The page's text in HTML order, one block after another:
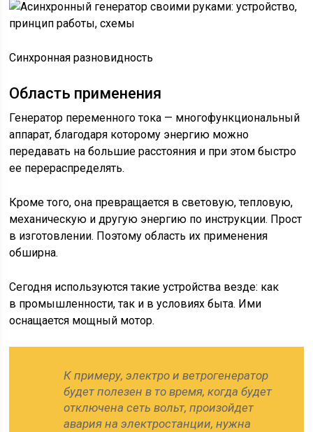
Синхронная разновидность
Область применения
Генератор переменного тока — многофункциональный
аппарат, благодаря которому энергию можно
передавать на большие расстояния и при этом быстро
ее перераспределять.
Кроме того, она превращается в световую, тепловую,
механическую и другую энергию по инструкции. Прост
в изготовлении. Поэтому область их применения
обширна.
Сегодня используются такие устройства везде: как
в промышленности, так и в условиях быта. Ими
оснащается мощный мотор.
К примеру, электро и ветрогенератор
будет полезен в то время, когда будет
отключена сеть вольт, произойдет
авария на электростанции, нужна